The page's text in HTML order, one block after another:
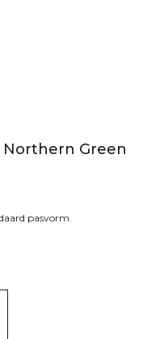
Northern Green
pasvorm.